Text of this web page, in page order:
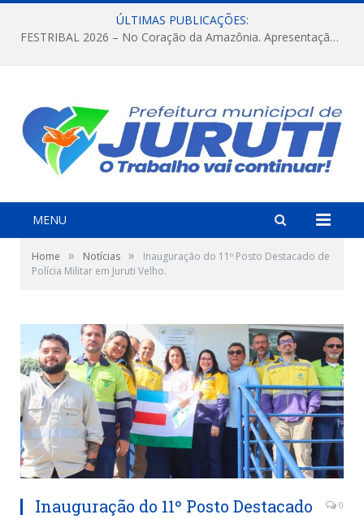
ÚLTIMAS PUBLICAÇÕES:
FESTRIBAL 2026 – No Coração da Amazônia. Apresentação da Munduruku.
MENU
Home » Notícias »
Inauguração do 11º Posto Destacado de
Polícia Militar em Juruti Velho.
Inauguração do 11º Posto Destacado
0